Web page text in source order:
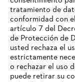
TU
El navegador
nuestra página
contenido, utiliza
tratamiento de
conformidad con
artículo 7 del
de Protección de
usted rechaza el
estrictamente
o rechazar el uso
puede retirar su